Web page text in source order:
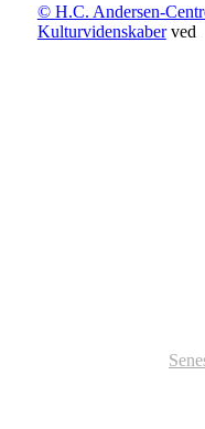
© H.C. Andersen-
Kulturvidenskaberved